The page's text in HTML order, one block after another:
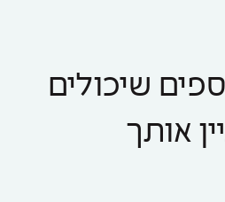
שיכולים
אותך